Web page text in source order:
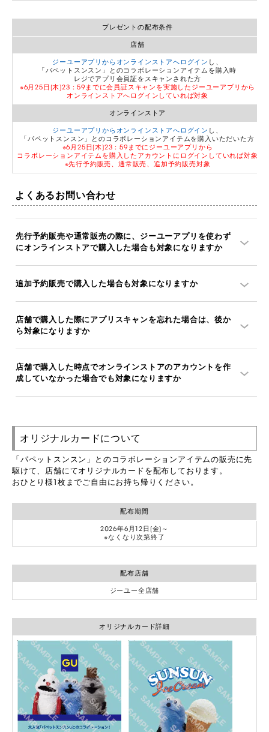
プレゼントの配布条件
店舗
ジーユーアプリからオンラインストアへログイン し、
「パペットスンスン」とのコラボレーションアイテムを購入時
レジでアプリ会員証をスキャンされた方
※6月25日(木)23：59までに会員証スキャンを実施したジーユーアプリから
オンラインストアへログインしていれば対象
オンラインストア
ジーユーアプリからオンラインストアへログイン し、
「パペットスンスン」とのコラボレーションアイテムを購入いただいた方
※6月25日(木)23：59までにジーユーアプリから
コラボレーションアイテムを購入したアカウントにログインしていれば対象
※先行予約販売、通常販売、追加予約販売対象
よくあるお問い合わせ
先行予約販売や通常販売の際に、ジーユーアプリを使わず
にオンラインストアで購入した場合も対象になりますか
追加予約販売で購入した場合も対象になりますか
店舗で購入した際にアプリスキャンを忘れた場合は、後か
ら対象になりますか
店舗で購入した時点でオンラインストアのアカウントを作
成していなかった場合でも対象になりますか
オリジナルカードについて
「パペットスンスン」とのコラボレーションアイテムの販売に先
駆けて、店舗にてオリジナルカードを配布しております。
おひとり様1枚までご自由にお持ち帰りください。
配布期間
2026年6月12日(金)～
※なくなり次第終了
配布店舗
ジーユー全店舗
オリジナルカード詳細